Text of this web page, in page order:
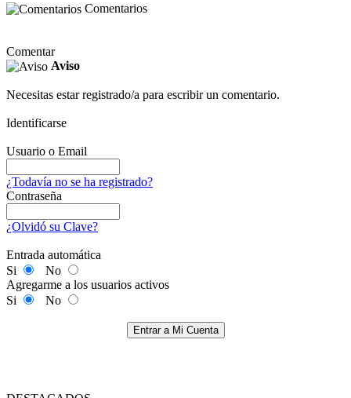
Comentarios
Comentar
Aviso
Necesitas estar registrado/a para escribir un comentario.
Identificarse
Usuario o Email
¿Todavía no se ha registrado?
Contraseña
¿Olvidó su Clave?
Entrada automática
Si
No
Agregarme a los usuarios activos
Si
No
Entrar a Mi Cuenta